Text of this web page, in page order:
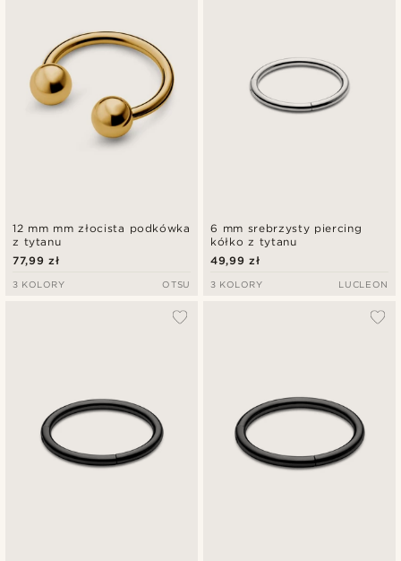
12 mm mm złocista podkówka
z tytanu
77,99 zł
3 KOLORY OTSU
6 mm srebrzysty piercing
kółko z tytanu
49,99 zł
3 KOLORY LUCLEON